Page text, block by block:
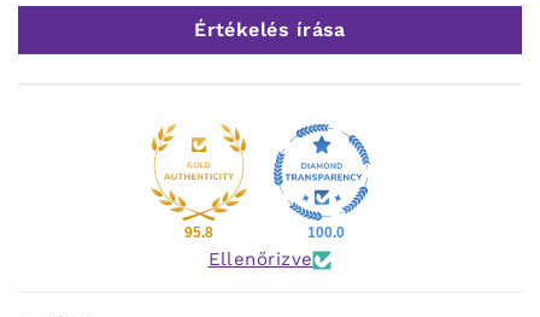
Értékelés írása
95.8 100.0
Ellenőrizve